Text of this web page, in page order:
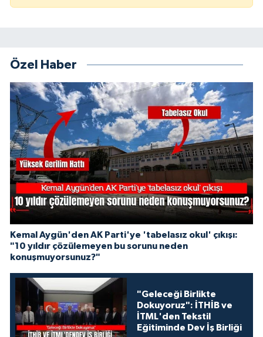
Özel Haber
Kemal Aygün'den AK Parti'ye 'tabelasız okul' çıkışı:
"10 yıldır çözülemeyen bu sorunu neden
konuşmuyorsunuz?"
"Geleceği Birlikte
Dokuyoruz": İTHİB ve
İTML'den Tekstil
Eğitiminde Dev İş Birliği